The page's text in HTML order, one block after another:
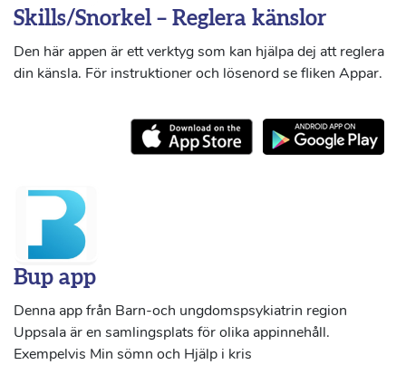
Skills/Snorkel – Reglera känslor
Den här appen är ett verktyg som kan hjälpa dej att reglera
din känsla. För instruktioner och lösenord se fliken Appar.
Bup app
Denna app från Barn-och ungdomspsykiatrin region
Uppsala är en samlingsplats för olika appinnehåll.
Exempelvis Min sömn och Hjälp i kris